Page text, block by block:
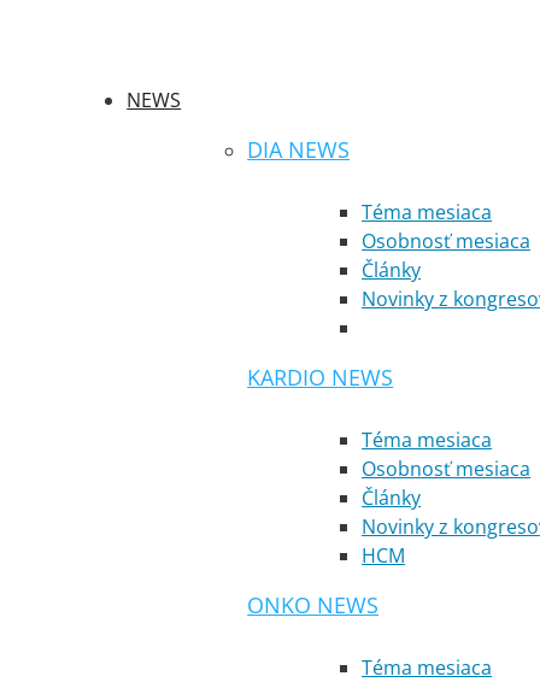
NEWS
DIA NEWS
Téma mesiaca
Osobnosť mesiaca
Články
Novinky z
KARDIO NEWS
Téma mesiaca
Osobnosť mesiaca
Články
Novinky z
HCM
ONKO NEWS
Téma mesiaca